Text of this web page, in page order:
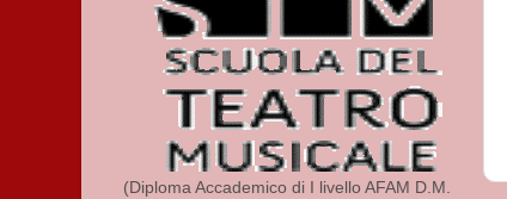
(Diploma Accademico di I livello AFAM D.M.